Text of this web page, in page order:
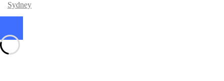
Sydney